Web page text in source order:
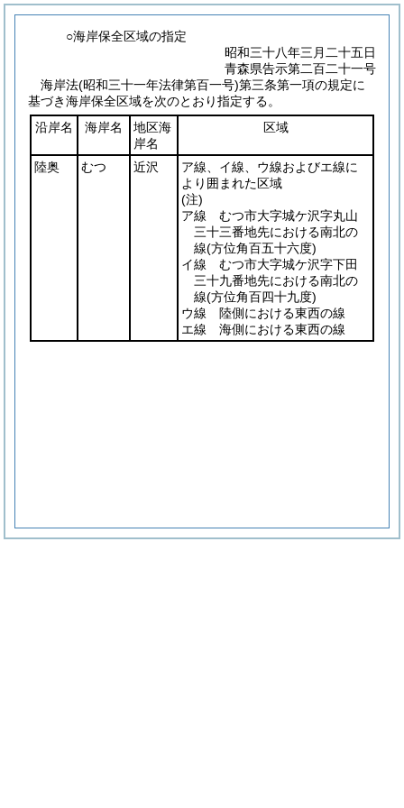
○海岸保全区域の指定
昭和三十八年三月二十五日
青森県告示第二百二十一号
海岸法(昭和三十一年法律第百一号)第三条第一項の規定に
基づき海岸保全区域を次のとおり指定する。
沿岸名
海岸名
地区海
岸名
区域
陸奥 むつ 近沢
ア線、イ線、ウ線およびエ線に
より囲まれた区域
(注)
ア線 むつ市大字城ケ沢字丸山
三十三番地先における南北の
線(方位角百五十六度)
イ線 むつ市大字城ケ沢字下田
三十九番地先における南北の
線(方位角百四十九度)
ウ線 陸側における東西の線
エ線 海側における東西の線